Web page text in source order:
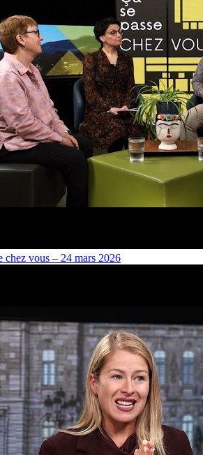
chez vous – 24 mars 2026